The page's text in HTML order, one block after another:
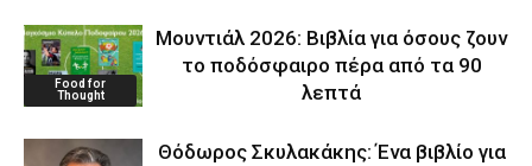
Food for
Thought
Μουντιάλ 2026: Βιβλία για όσους ζουν
το ποδόσφαιρο πέρα από τα 90
λεπτά
Θόδωρος Σκυλακάκης: Ένα βιβλίο για